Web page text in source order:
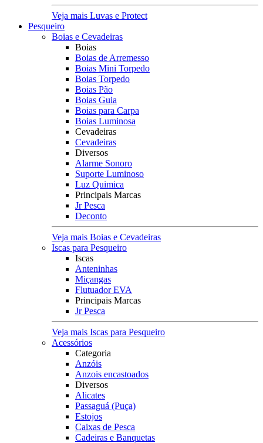
Veja mais Luvas e Protect
Pesqueiro
Boias e Cevadeiras
Boias
Boias de Arremesso
Boias Mini Torpedo
Boias Torpedo
Boias Pão
Boias Guia
Boias para Carpa
Boias Luminosa
Cevadeiras
Cevadeiras
Diversos
Alarme Sonoro
Suporte Luminoso
Luz Quimica
Principais Marcas
Jr Pesca
Deconto
Veja mais Boias e Cevadeiras
Iscas para Pesqueiro
Iscas
Anteninhas
Miçangas
Flutuador EVA
Principais Marcas
Jr Pesca
Veja mais Iscas para Pesqueiro
Acessórios
Categoria
Anzóis
Anzois encastoados
Diversos
Alicates
Passaguá (Puça)
Estojos
Caixas de Pesca
Cadeiras e Banquetas